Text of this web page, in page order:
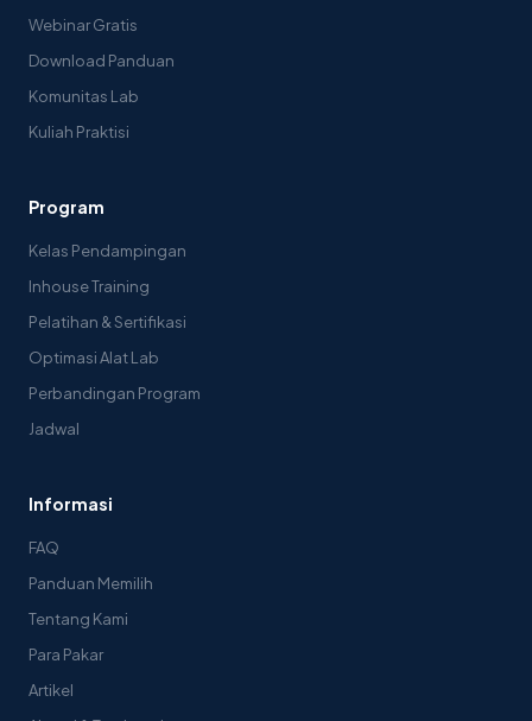
Webinar Gratis
Download Panduan
Komunitas Lab
Kuliah Praktisi
Program
Kelas Pendampingan
Inhouse Training
Pelatihan & Sertifikasi
Optimasi Alat Lab
Perbandingan Program
Jadwal
Informasi
FAQ
Panduan Memilih
Tentang Kami
Para Pakar
Artikel